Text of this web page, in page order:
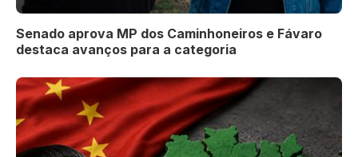
Senado aprova MP dos Caminhoneiros e Fávaro
destaca avanços para a categoria